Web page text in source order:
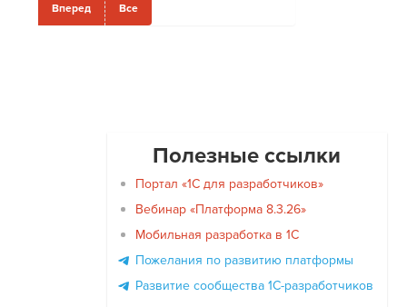
Вперед Все
Полезные ссылки
Портал «1С для разработчиков»
Вебинар «Платформа 8.3.26»
Мобильная разработка в 1С
Пожелания по развитию платформы
Развитие сообщества 1С-разработчиков